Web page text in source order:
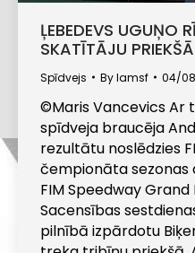
ĻEBEDEVS UGUŅO
SKATĪTĀJU
Spīdvejs Bylamsf 04/
©Maris Vancevics Ar
spīdveja braucēja
rezultātu noslēdzies
čempionāta sezonas
FIM Speedway Grand
Sacensības
pilnībā izpārdotu